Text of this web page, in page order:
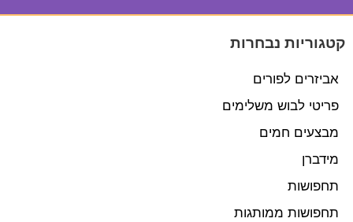
קטגוריות נבחרות
אביזרים לפורים
פריטי לבוש משלימים
מבצעים חמים
מידברן
תחפושות
תחפושות ממותגות